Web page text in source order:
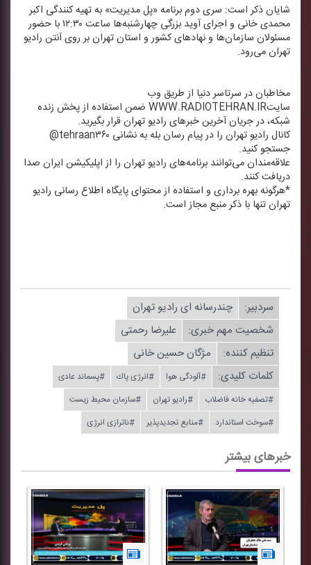
شایان ذكر است: سری دوم برنامه «پل مدیریت» به تهیه كنندگی اكبر
محمدی خانی و اجرای آوید بزرگی چهارشنبه‌ها ساعت ۱۲:۳۰ با حضور
مسئولان سازمان‌ها و نهادهای كشور و استان تهران بر روی آنتن رادیو
تهران می‌رود.
مخاطبان در سرتاسر دنیا از طریق وب
سایتWWW.RADIOTEHRAN.IR ضمن استفاده از پخش زنده
شبكه، در جریان آخرین خبرهای رادیو تهران قرار بگیرید.
كانال رادیو تهران را در پیام رسان بله به نشانی tehraan۳۶۰@
جستجو كنید.
علاقه‌مندان می‌توانند برنامه‌های رادیو تهران را از اپلیكیشن ایران صدا
دریافت كنند.
*هرگونه بهره برداری و استفاده از محتوای پایگاه اطلاع رسانی رادیو
تهران تنها با ذكر منبع مجاز است.
سردبیر:
چندرسانه ای رادیو تهران
شخصیت مهم خبری:
علیرضا رحمتی
تنظیم كننده:
مژگان حسین خانی
کلمات کلیدی:
#آلودگی هوا #انرژی پاك
#پسماند عادی
#تصفیه خانه فاضلاب
#رادیو تهران
#سازمان محیط زیست
#سوخت استاندارد
#منابع تجدیدپذیر #ناترازی انرژی
خبرهای بیشتر